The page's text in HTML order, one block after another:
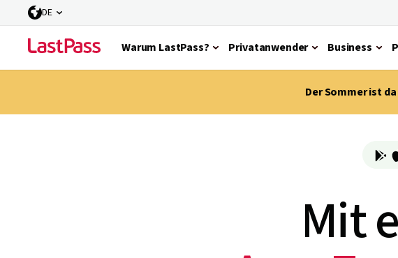
DE
Warum LastPass? Privatanwender Business
Der Sommer ist
Mit